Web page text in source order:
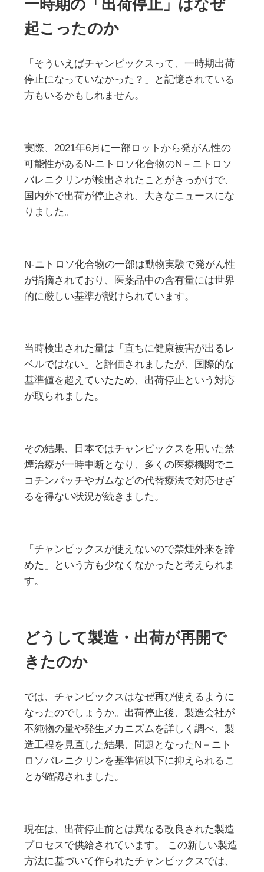
一時期の「出荷停止」はなぜ
起こったのか
「そういえばチャンピックスって、一時期出荷
停止になっていなかった？」と記憶されている
方もいるかもしれません。
実際、2021年6月に一部ロットから発がん性の
可能性があるN-ニトロソ化合物のN－ニトロソ
バレニクリンが検出されたことがきっかけで、
国内外で出荷が停止され、大きなニュースにな
りました。
N-ニトロソ化合物の一部は動物実験で発がん性
が指摘されており、医薬品中の含有量には世界
的に厳しい基準が設けられています。
当時検出された量は「直ちに健康被害が出るレ
ベルではない」と評価されましたが、国際的な
基準値を超えていたため、出荷停止という対応
が取られました。
その結果、日本ではチャンピックスを用いた禁
煙治療が一時中断となり、多くの医療機関でニ
コチンパッチやガムなどの代替療法で対応せざ
るを得ない状況が続きました。
「チャンピックスが使えないので禁煙外来を諦
めた」という方も少なくなかったと考えられま
す。
どうして製造・出荷が再開で
きたのか
では、チャンピックスはなぜ再び使えるように
なったのでしょうか。出荷停止後、製造会社が
不純物の量や発生メカニズムを詳しく調べ、製
造工程を見直した結果、問題となったN－ニト
ロソバレニクリンを基準値以下に抑えられるこ
とが確認されました。
現在は、出荷停止前とは異なる改良された製造
プロセスで供給されています。 この新しい製造
方法に基づいて作られたチャンピックスでは、